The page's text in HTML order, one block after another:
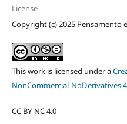
License
Copyright (c) 2025 Pensamento
This work is licensed under a
NonCommercial-NoDerivatives
CC BY-NC 4.0